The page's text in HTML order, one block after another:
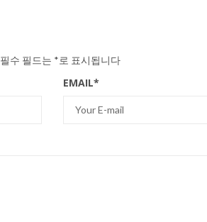
필수 필드는 *로 표시됩니다
EMAIL*